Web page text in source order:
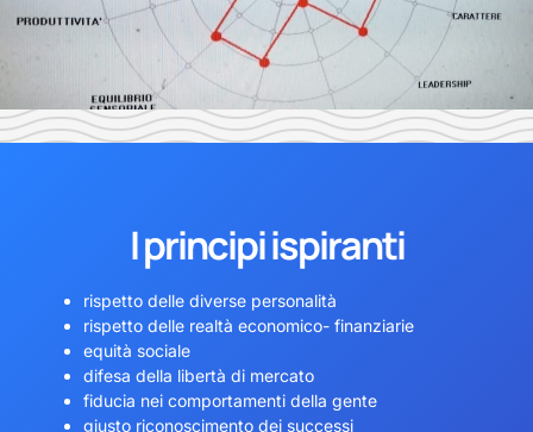
I principi ispiranti
rispetto delle diverse personalità
rispetto delle realtà economico- finanziarie
equità sociale
difesa della libertà di mercato
fiducia nei comportamenti della gente
giusto riconoscimento dei successi